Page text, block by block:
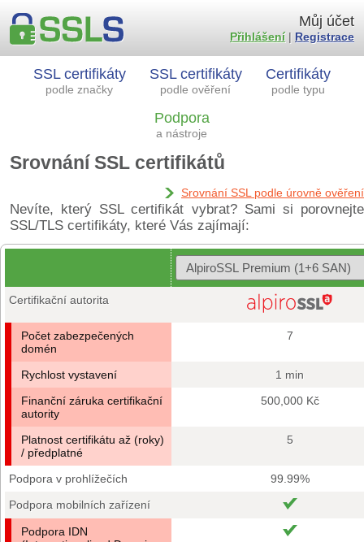
SSL certifikáty
podle značky
SSL certifikáty
podle ověření
Certifikáty
podle typu
Podpora
a nástroje
Můj účet
Přihlášení| Registrace
Srovnání SSL certifikátů
Srovnání SSL podle úrovně ověření
Nevíte, který SSL certifikát vybrat? Sami si porovnejte
SSL/TLS certifikáty, které Vás zajímají:
Certifikační autorita
Počet zabezpečených
domén
7
Rychlost vystavení
1 min
Finanční záruka certifikační
autority
500,000 Kč
Platnost certifikátu až (roky)
/ předplatné
5
Podpora v prohlížečích
99.99%
Podpora mobilních zařízení
Podpora IDN